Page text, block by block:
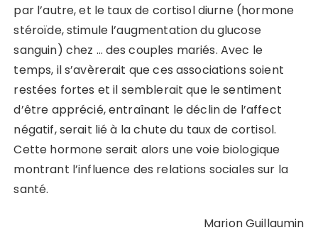
par l’autre, et le taux de cortisol diurne (hormone
stéroïde, stimule l’augmentation du glucose
sanguin) chez … des couples mariés. Avec le
temps, il s’avèrerait que ces associations soient
restées fortes et il semblerait que le sentiment
d’être apprécié, entraînant le déclin de l’affect
négatif, serait lié à la chute du taux de cortisol.
Cette hormone serait alors une voie biologique
montrant l’influence des relations sociales sur la
santé.
Marion Guillaumin